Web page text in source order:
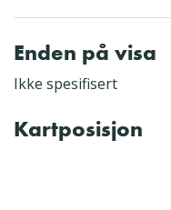
Enden på visa
Ikke spesifisert
Kartposisjon